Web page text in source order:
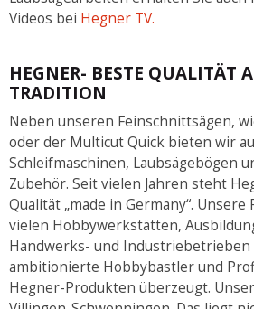
Videos bei Hegner TV.
HEGNER- BESTE QUALITÄT
TRADITION
Neben unseren Feinschnittsägen,
oder der Multicut Quick bieten wir
Schleifmaschinen, Laubsägebögen
Zubehör. Seit vielen Jahren steht
Qualität „made in Germany“.
vielen Hobbywerkstätten,
Handwerks- und Industriebetrieben
ambitionierte Hobbybastler und
Hegner-Produkten überzeugt.